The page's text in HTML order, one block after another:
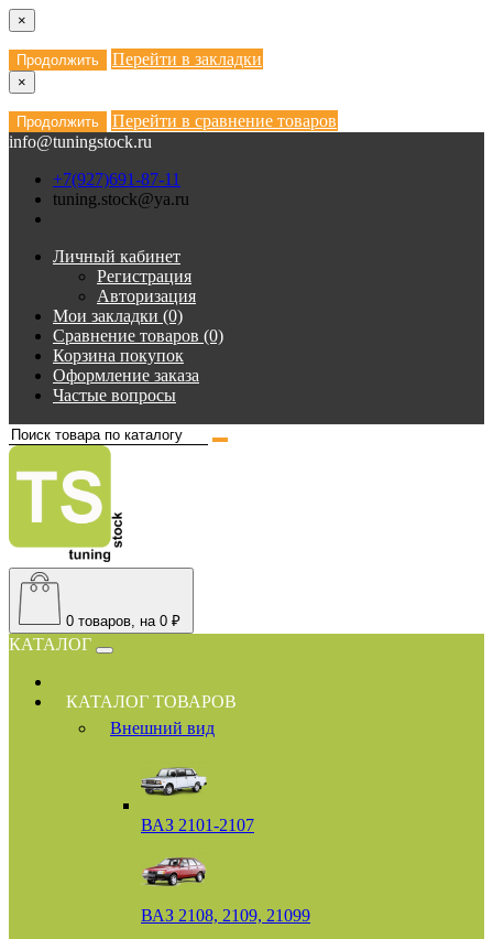
×
Продолжить Перейти в закладки
×
Продолжить
Перейти в сравнение товаров
info@tuningstock.ru
+7(927)691-87-11
tuning.stock@ya.ru
Личный кабинет
Регистрация
Авторизация
Мои закладки (0)
Сравнение товаров (0)
Корзина покупок
Оформление заказа
Частые вопросы
0 товаров, на 0 ₽
КАТАЛОГ
КАТАЛОГ ТОВАРОВ
Внешний вид
ВАЗ 2101-2107
ВАЗ 2108, 2109, 21099